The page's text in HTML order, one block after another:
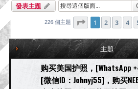
發表主題
226 個主題 第 1 頁 (共10 頁)
1 2 3 4
主題
购买美国护照，[WhatsApp
[微信ID：Johnyj55]，购买